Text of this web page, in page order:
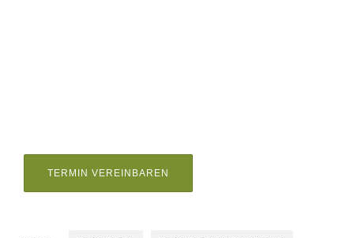
TERMIN VEREINBAREN